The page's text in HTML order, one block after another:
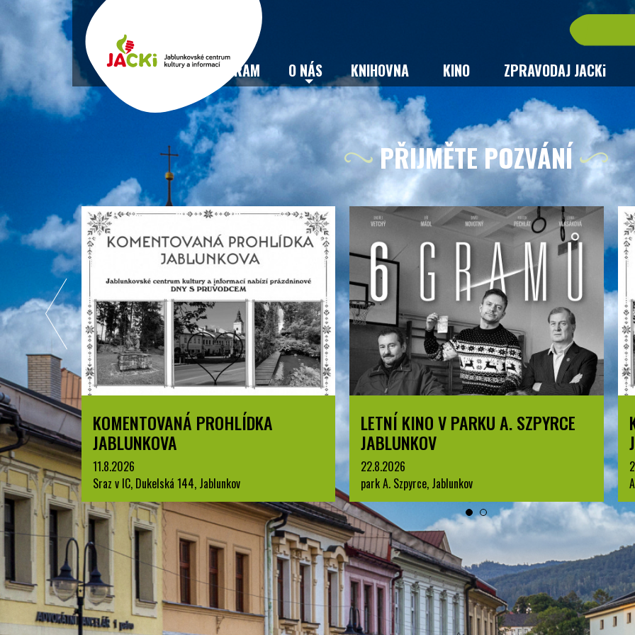
VSTUPENKY PROGRAM O NÁS KNIHOVNA KINO ZPRAVODAJ JACKi
PŘIJMĚTE POZVÁNÍ
LETNÍ KINO V PARKU A. SZPYRCE
JABLUNKOV
22.8.2026
park A. Szpyrce, Jablunkov
KOMENTOVANÁ PROHLÍDKA
JABLUNKOVA
25.8.2026
Arboretum u Sanatoria, Jablunkov